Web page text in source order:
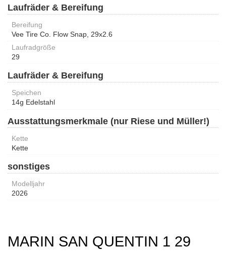
Laufräder & Bereifung
Bereifung
Vee Tire Co. Flow Snap, 29x2.6
Laufradgröße
29
Laufräder & Bereifung
Speichen
14g Edelstahl
Ausstattungsmerkmale (nur Riese und Müller!)
Kette
Kette
sonstiges
Modelljahr
2026
MARIN SAN QUENTIN 1 29